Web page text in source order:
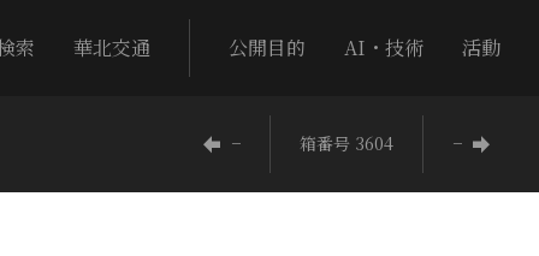
索 華北交通 公開目的 AI・技術 活動
− 箱番号 3604 −